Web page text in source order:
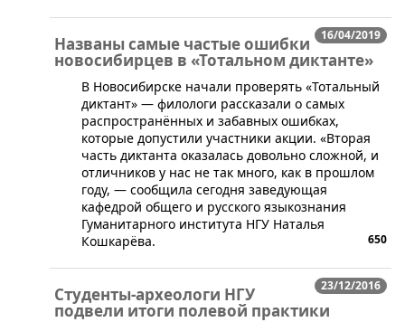
16/04/2019
Названы самые частые ошибки
новосибирцев в «Тотальном диктанте»
​В Новосибирске начали проверять «Тотальный
диктант» — филологи рассказали о самых
распространённых и забавных ошибках,
которые допустили участники акции. «Вторая
часть диктанта оказалась довольно сложной, и
отличников у нас не так много, как в прошлом
году, — сообщила сегодня заведующая
кафедрой общего и русского языкознания
Гуманитарного института НГУ Наталья
Кошкарёва.
650
23/12/2016
Студенты-археологи НГУ
подвели итоги полевой практики